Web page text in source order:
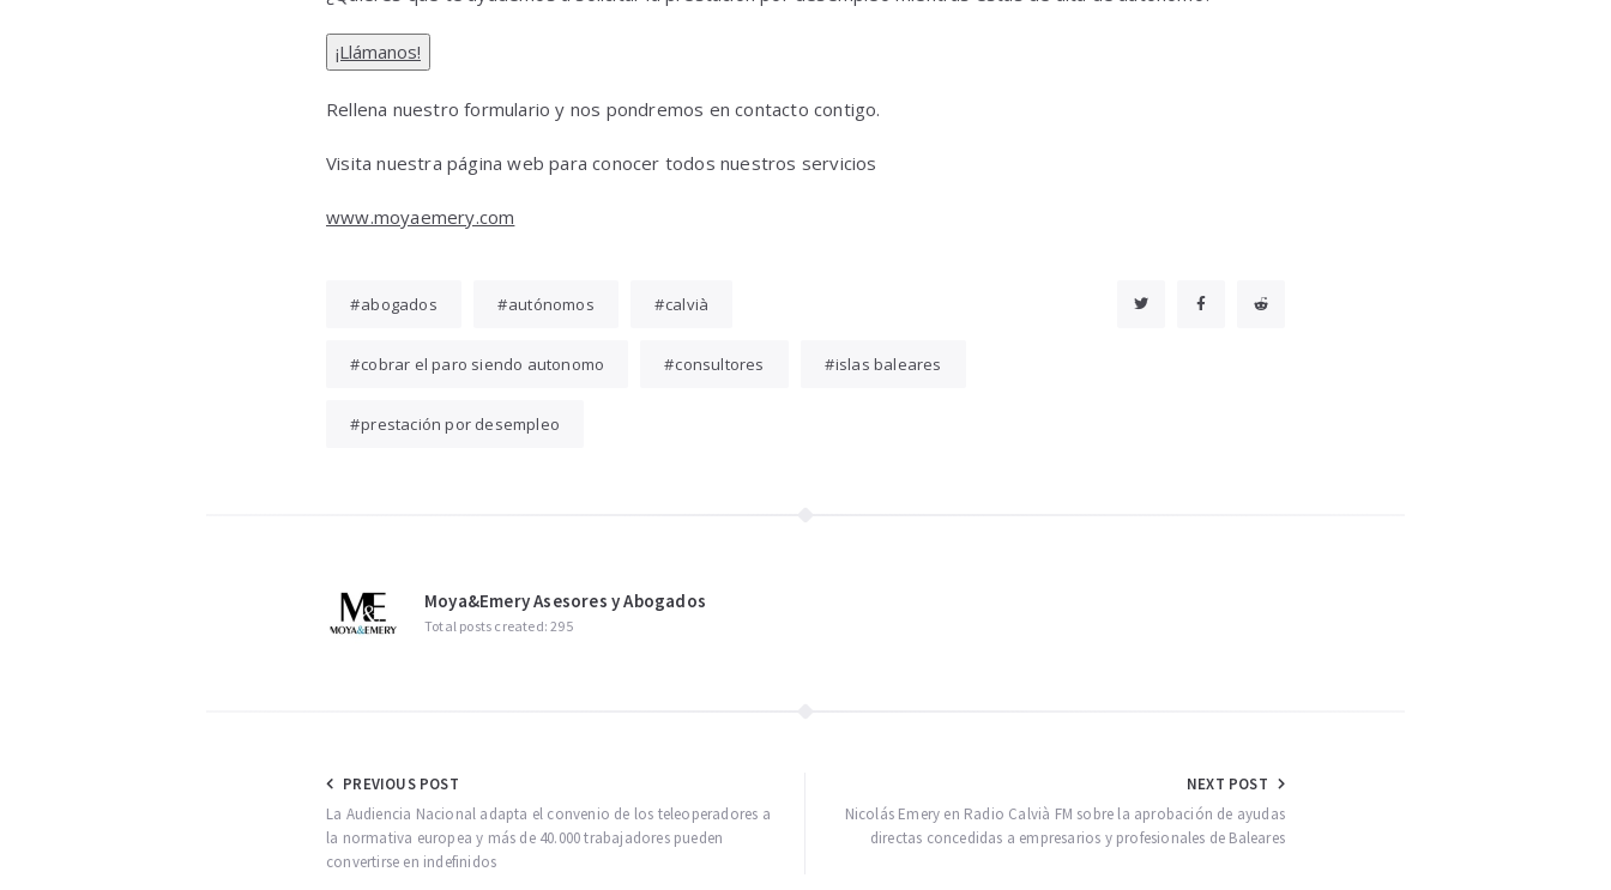
¡Llámanos!
Rellena nuestro formulario y nos pondremos en contacto contigo.
Visita nuestra página web para conocer todos nuestros servicios
www.moyaemery.com
abogados autónomos calvià
cobrar el paro siendo autonomo consultores islas baleares
prestación por desempleo
Moya&Emery Asesores y Abogados
Total posts created: 295
Navegación
de
entradas
PREVIOUS POST
La Audiencia Nacional adapta el convenio de los teleoperadores a
la normativa europea y más de 40.000 trabajadores pueden
convertirse en indefinidos
NEXT POST
Nicolás Emery en Radio Calvià FM sobre la aprobación de ayudas
directas concedidas a empresarios y profesionales de Baleares